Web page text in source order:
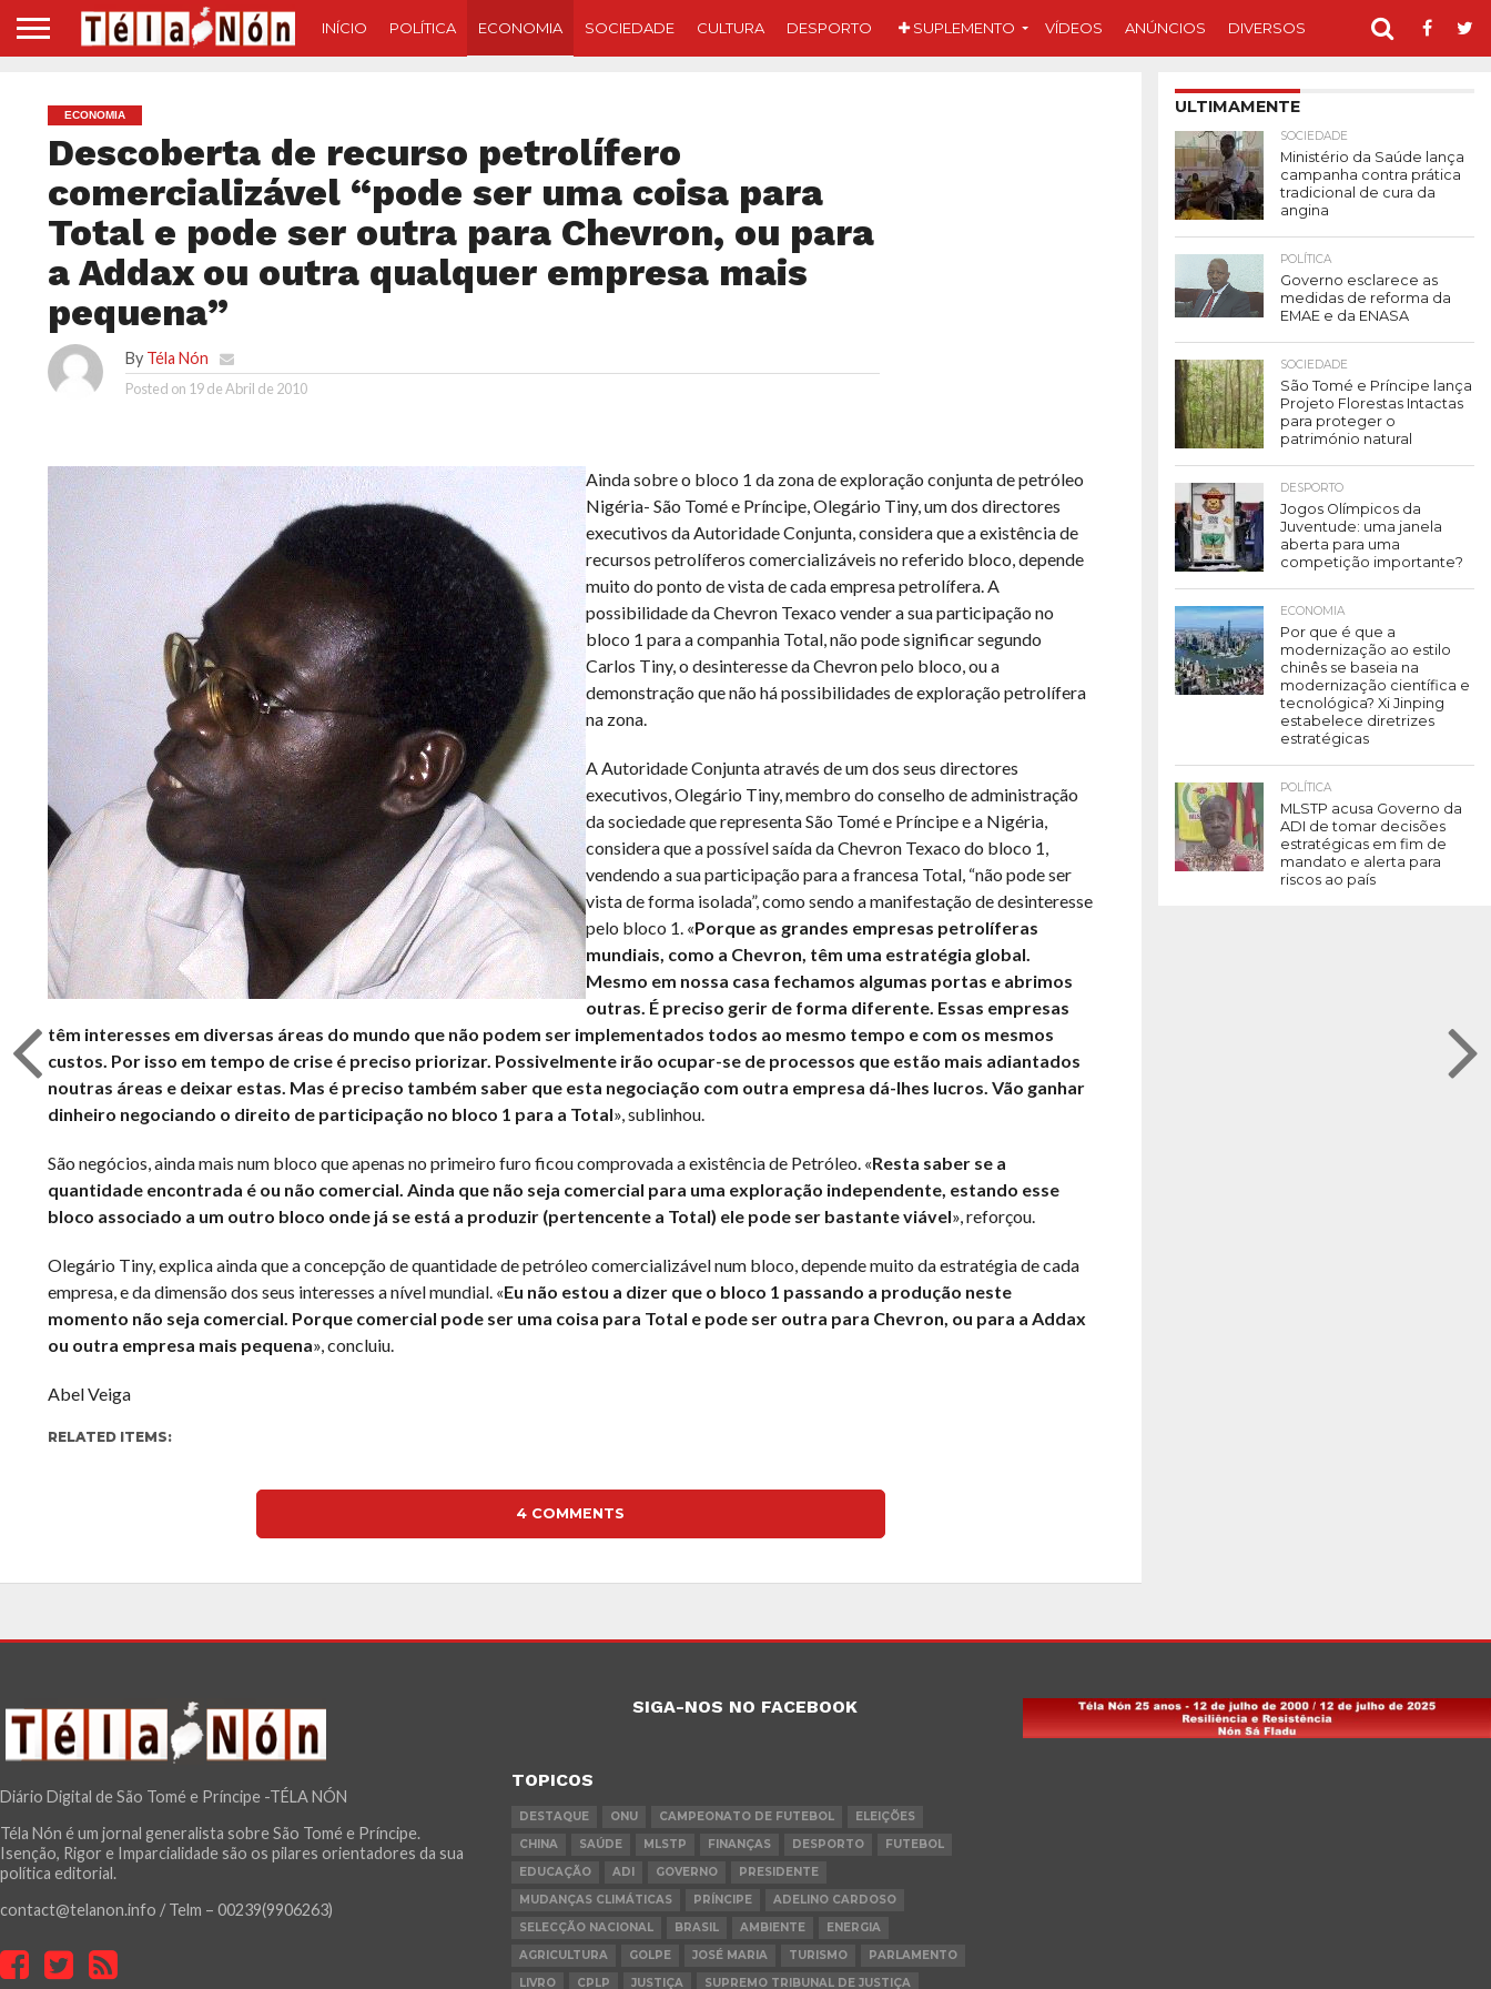
INÍCIO POLÍTICA ECONOMIA SOCIEDADE CULTURA DESPORTO SUPLEMENTO VÍDEOS ANÚNCIOS DIVERSOS
ECONOMIA
Descoberta de recurso petrolífero
comercializável “pode ser uma coisa para
Total e pode ser outra para Chevron, ou para
a Addax ou outra qualquer empresa mais
pequena”
By Téla Nón
Posted on 19 de Abril de 2010
Ainda sobre o bloco 1 da zona de exploração conjunta de petróleo
Nigéria- São Tomé e Príncipe, Olegário Tiny, um dos directores
executivos da Autoridade Conjunta, considera que a existência de
recursos petrolíferos comercializáveis no referido bloco, depende
muito do ponto de vista de cada empresa petrolífera. A
possibilidade da Chevron Texaco vender a sua participação no
bloco 1 para a companhia Total, não pode significar segundo
Carlos Tiny, o desinteresse da Chevron pelo bloco, ou a
demonstração que não há possibilidades de exploração petrolífera
na zona.
A Autoridade Conjunta através de um dos seus directores
executivos, Olegário Tiny, membro do conselho de administração
da sociedade que representa São Tomé e Príncipe e a Nigéria,
considera que a possível saída da Chevron Texaco do bloco 1,
vendendo a sua participação para a francesa Total, “não pode ser
vista de forma isolada”, como sendo a manifestação de desinteresse
pelo bloco 1. «Porque as grandes empresas petrolíferas
mundiais, como a Chevron, têm uma estratégia global.
Mesmo em nossa casa fechamos algumas portas e abrimos
outras. É preciso gerir de forma diferente. Essas empresas
têm interesses em diversas áreas do mundo que não podem ser implementados todos ao mesmo tempo e com os mesmos
custos. Por isso em tempo de crise é preciso priorizar. Possivelmente irão ocupar-se de processos que estão mais adiantados
noutras áreas e deixar estas. Mas é preciso também saber que esta negociação com outra empresa dá-lhes lucros. Vão ganhar
dinheiro negociando o direito de participação no bloco 1 para a Total», sublinhou.
São negócios, ainda mais num bloco que apenas no primeiro furo ficou comprovada a existência de Petróleo. «Resta saber se a
quantidade encontrada é ou não comercial. Ainda que não seja comercial para uma exploração independente, estando esse
bloco associado a um outro bloco onde já se está a produzir (pertencente a Total) ele pode ser bastante viável», reforçou.
Olegário Tiny, explica ainda que a concepção de quantidade de petróleo comercializável num bloco, depende muito da estratégia de cada
empresa, e da dimensão dos seus interesses a nível mundial. «Eu não estou a dizer que o bloco 1 passando a produção neste
momento não seja comercial. Porque comercial pode ser uma coisa para Total e pode ser outra para Chevron, ou para a Addax
ou outra empresa mais pequena», concluiu.
Abel Veiga
RELATED ITEMS:
4 COMMENTS
ULTIMAMENTE
SOCIEDADE
Ministério da Saúde lança
campanha contra prática
tradicional de cura da
angina
POLÍTICA
Governo esclarece as
medidas de reforma da
EMAE e da ENASA
SOCIEDADE
São Tomé e Príncipe lança
Projeto Florestas Intactas
para proteger o
património natural
DESPORTO
Jogos Olímpicos da
Juventude: uma janela
aberta para uma
competição importante?
ECONOMIA
Por que é que a
modernização ao estilo
chinês se baseia na
modernização científica e
tecnológica? Xi Jinping
estabelece diretrizes
estratégicas
POLÍTICA
MLSTP acusa Governo da
ADI de tomar decisões
estratégicas em fim de
mandato e alerta para
riscos ao país
Diário Digital de São Tomé e Príncipe -TÉLA NÓN
Téla Nón é um jornal generalista sobre São Tomé e Príncipe.
Isenção, Rigor e Imparcialidade são os pilares orientadores da sua
política editorial.
contact@telanon.info / Telm – 00239(9906263)
SIGA-NOS NO FACEBOOK
TOPICOS
DESTAQUE ONU CAMPEONATO DE FUTEBOL
ELEIÇÕES
CHINA
SAÚDE MLSTP FINANÇAS DESPORTO
FUTEBOL
EDUCAÇÃO
ADI GOVERNO
PRESIDENTE
MUDANÇAS CLIMÁTICAS
PRÍNCIPE
ADELINO CARDOSO
SELECÇÃO NACIONAL
BRASIL AMBIENTE
ENERGIA
AGRICULTURA
GOLPE JOSÉ MARIA TURISMO
PARLAMENTO
LIVRO
CPLP JUSTIÇA SUPREMO TRIBUNAL DE JUSTIÇA